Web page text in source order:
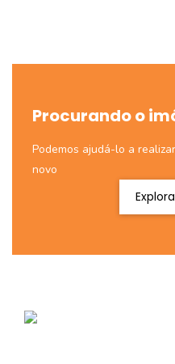
Procurando o
Podemos ajudá-lo a
novo